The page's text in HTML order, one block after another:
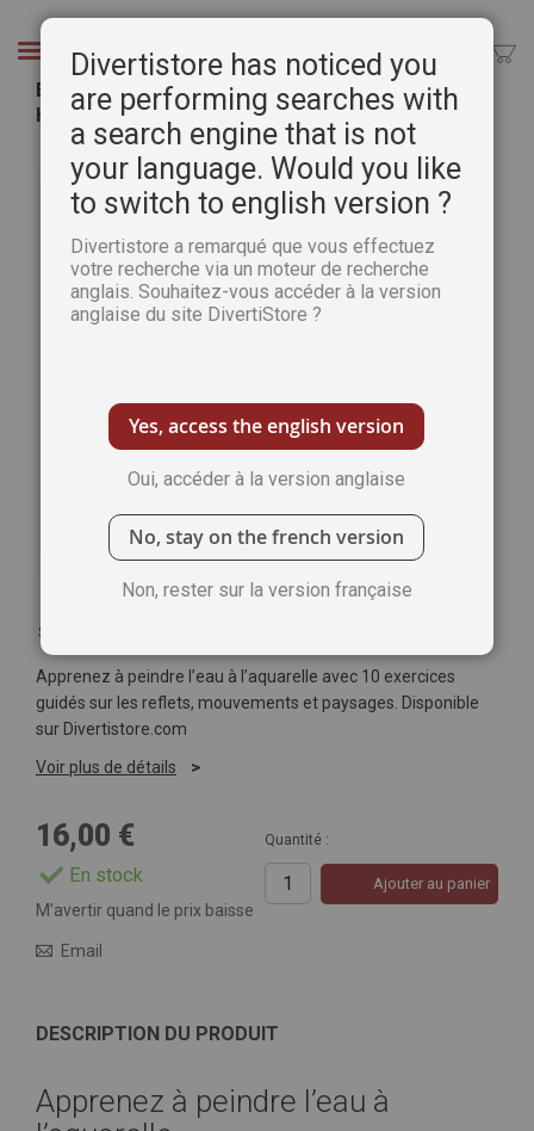
Chercher
Exercices à l’aquarelle n°11 - Marie-Charlotte
Houpeurt-Chauffeté
galerie
d’images
Soyez le premier à commenter ce produit
Apprenez à peindre l’eau à l’aquarelle avec 10 exercices
guidés sur les reflets, mouvements et paysages. Disponible
sur Divertistore.com
Voir plus de détails
16,00 €
En stock
Quantité :
Ajouter au panier
M’avertir quand le prix baisse
Email
DESCRIPTION DU PRODUIT
Apprenez à peindre l’eau à
Divertistore has noticed you
are performing searches with
a search engine that is not
your language. Would you like
to switch to english version ?
Divertistore a remarqué que vous effectuez
votre recherche via un moteur de recherche
anglais. Souhaitez-vous accéder à la version
anglaise du site DivertiStore ?
Yes, access the english version
Oui, accéder à la version anglaise
No, stay on the french version
Non, rester sur la version française